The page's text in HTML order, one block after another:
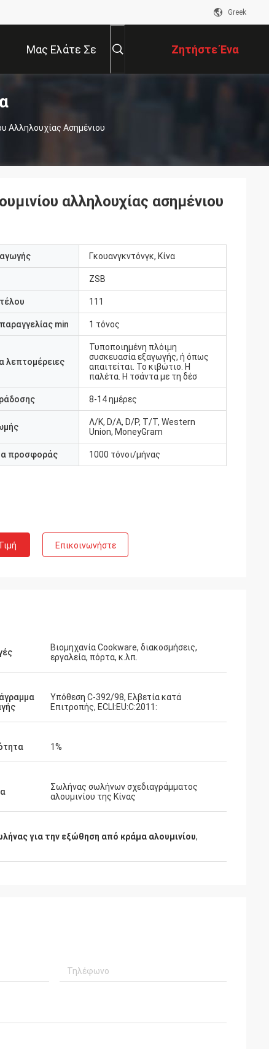
Greek
Μας Ελάτε Σε Ζητήστε Ένα
Απόσπασμα
Αλληλουχίας Ασημένιου
αλληλουχίας ασημένιου
Γκουανγκντόνγκ, Κίνα
ZSB
111
min 1 τόνος
λεπτομέρειες
Τυποποιημένη πλόιμη
συσκευασία εξαγωγής, ή όπως
απαιτείται. Το κιβώτιο. Η
παλέτα. Η τσάντα με τη δέσ
8-14 ημέρες
Λ/Κ, D/A, D/P, T/T, Western
Union, MoneyGram
προσφοράς 1000 τόνοι/μήνας
Επικοινωνήστε
Βιομηχανία Cookware, διακοσμήσεις,
εργαλεία, πόρτα, κ.λπ.
Υπόθεση C-392/98, Ελβετία κατά
Επιτροπής, ECLI:EU:C:2011:
1%
Σωλήνας σωλήνων σχεδιαγράμματος
αλουμινίου της Κίνας
για την εξώθηση από κράμα αλουμινίου,